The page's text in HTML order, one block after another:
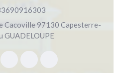
Cacoville 97130 Capesterre-
GUADELOUPE